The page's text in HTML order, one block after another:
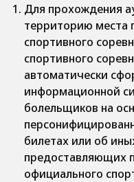
Для прохождения
территорию места
спортивного
спортивного
автоматически
информационной
болельщиков на
билетах или об
предоставляющих
официального